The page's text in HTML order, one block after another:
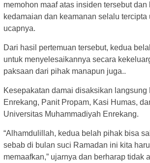
memohon maaf atas insiden tersebut dan
kedamaian dan keamanan selalu tercipta
ucapnya.
Dari hasil pertemuan tersebut, kedua
untuk menyelesaikannya secara
paksaan dari pihak manapun juga..
Kesepakatan damai disaksikan langsung
Enrekang, Panit Propam, Kasi Humas,
Universitas Muhammadiyah Enrekang.
“Alhamdulillah, kedua belah pihak bisa
sebab di bulan suci Ramadan ini kita
memaafkan,” ujarnya dan berharap tidak